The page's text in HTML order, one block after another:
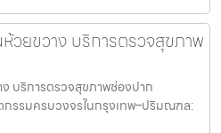
วยขวาง บริการตรวจสุขภาพ
บริการตรวจสุขภาพช่องปาก
รรมครบวงจรในกรุงเทพ–ปริมณฑล: